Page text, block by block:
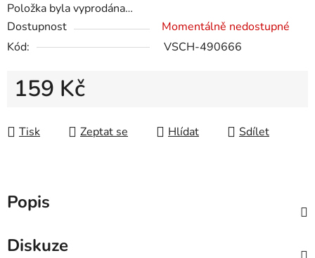
Položka byla vyprodána…
Dostupnost
Momentálně nedostupné
Kód:
VSCH-490666
159 Kč
Tisk
Zeptat se Hlídat Sdílet
Popis
Diskuze